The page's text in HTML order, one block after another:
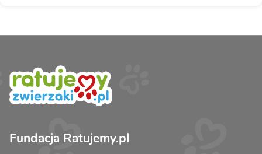
Fundacja Ratujemy.pl